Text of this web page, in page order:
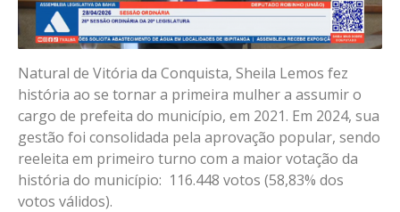
Natural de Vitória da Conquista, Sheila Lemos fez
história ao se tornar a primeira mulher a assumir o
cargo de prefeita do município, em 2021. Em 2024, sua
gestão foi consolidada pela aprovação popular, sendo
reeleita em primeiro turno com a maior votação da
história do município: 116.448 votos (58,83% dos
votos válidos).